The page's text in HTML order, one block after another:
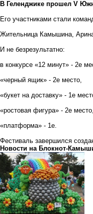
В Геленджике прошел V
Его участниками стали
Жительница Камышина,
И не безрезультатно:
в конкурсе «12 минут» - 2е
«черный ящик» - 2е место,
«букет на доставку» - 1е
«ростовая фигура» - 2е место,
«платформа» - 1е.
Фестиваль завершился
Новости на Блoкнoт-